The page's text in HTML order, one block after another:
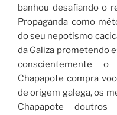
banhou desafiando o
Propaganda como
do seu nepotismo
da Galiza prometendo
conscientemente
Chapapote compra
de origem galega, os
Chapapote doutros